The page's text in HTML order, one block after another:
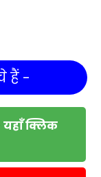
हैं -
यहाँ क्लिक